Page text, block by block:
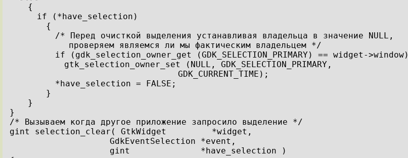
{
if (*have_selection)
{
/* Перед очисткой выделения устанавливая владельца в значение NULL,
проверяем являемся ли мы фактическим владельцем */
if (gdk_selection_owner_get (GDK_SELECTION_PRIMARY) == widget->window)
gtk_selection_owner_set (NULL, GDK_SELECTION_PRIMARY,
GDK_CURRENT_TIME);
*have_selection = FALSE;
}
}
}
/* Вызываем когда другое приложение запросило выделение */
gint selection_clear( GtkWidget         *widget,
GdkEventSelection *event,
gint              *have_selection )